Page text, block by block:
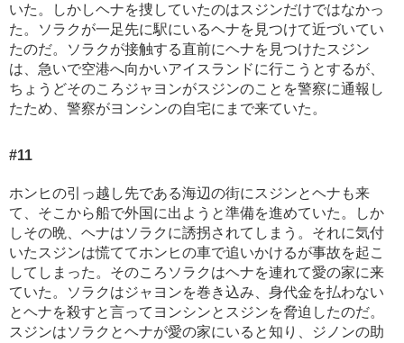
いた。しかしヘナを捜していたのはスジンだけではなかっ
た。ソラクが一足先に駅にいるヘナを見つけて近づいてい
たのだ。ソラクが接触する直前にヘナを見つけたスジン
は、急いで空港へ向かいアイスランドに行こうとするが、
ちょうどそのころジャヨンがスジンのことを警察に通報し
たため、警察がヨンシンの自宅にまで来ていた。
#11
ホンヒの引っ越し先である海辺の街にスジンとヘナも来
て、そこから船で外国に出ようと準備を進めていた。しか
しその晩、ヘナはソラクに誘拐されてしまう。それに気付
いたスジンは慌ててホンヒの車で追いかけるが事故を起こ
してしまった。そのころソラクはヘナを連れて愛の家に来
ていた。ソラクはジャヨンを巻き込み、身代金を払わない
とヘナを殺すと言ってヨンシンとスジンを脅迫したのだ。
スジンはソラクとヘナが愛の家にいると知り、ジノンの助